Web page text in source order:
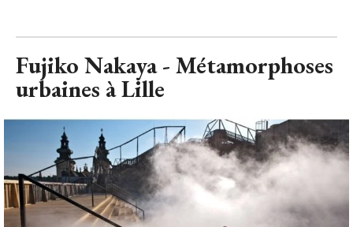
Fujiko Nakaya - Métamorphoses
urbaines à Lille